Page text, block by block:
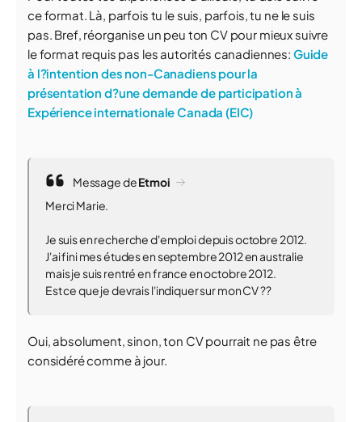
ce format. Là, parfois tu le suis, parfois, tu ne le suis
pas. Bref, réorganise un peu ton CV pour mieux suivre
le format requis pas les autorités canadiennes: Guide
à l?intention des non-Canadiens pour la
présentation d?une demande de participation à
Expérience internationale Canada (EIC)
Message deEtmoi
Merci Marie.
Je suis en recherche d'emploi depuis octobre 2012.
J'ai fini mes études en septembre 2012 en australie
mais je suis rentré en france en octobre 2012.
Est ce que je devrais l'indiquer sur mon CV ??
Oui, absolument, sinon, ton CV pourrait ne pas être
considéré comme à jour.